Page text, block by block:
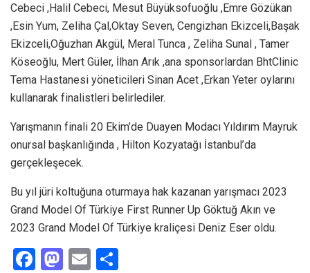
Cebeci ,Halil Cebeci, Mesut Büyüksofuoğlu ,Emre Gözükan
,Esin Yum, Zeliha Çal,Oktay Seven, Cengizhan Ekizceli,Başak
Ekizceli,Oğuzhan Akgül, Meral Tunca , Zeliha Sunal , Tamer
Köseoğlu, Mert Güler, İlhan Arık ,ana sponsorlardan BhtClinic
Tema Hastanesi yöneticileri Sinan Acet ,Erkan Yeter oylarını
kullanarak finalistleri belirlediler.
Yarışmanın finali 20 Ekim’de Duayen Modacı Yıldırım Mayruk
onursal başkanlığında , Hilton Kozyatağı İstanbul’da
gerçekleşecek.
Bu yıl jüri koltuğuna oturmaya hak kazanan yarışmacı 2023
Grand Model Of Türkiye First Runner Up Göktuğ Akın ve
2023 Grand Model Of Türkiye kraliçesi Deniz Eser oldu.
F
M E